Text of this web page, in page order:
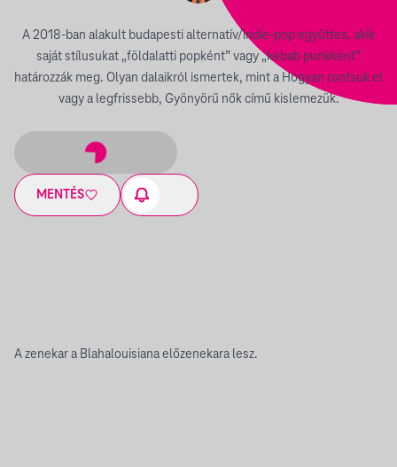
A 2018-ban alakult budapesti alternatív/indie-pop együttes, akik
saját stílusukat „földalatti popként” vagy „kebab punkként”
határozzák meg. Olyan dalaikról ismertek, mint a Hogyan rontsuk el
vagy a legfrissebb, Gyönyörű nők című kislemezük.
MENTÉS
A zenekar a Blahalouisiana előzenekara lesz.